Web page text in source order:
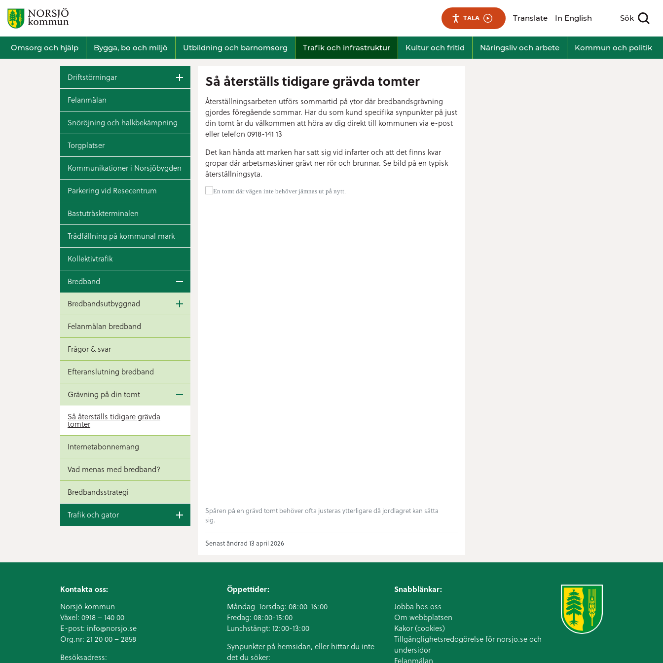
TALA Translate In English Sök
Visa sökfält
Omsorg och hjälp Bygga, bo och miljö Utbildning och barnomsorg Trafik och infrastruktur Kultur och fritid Näringsliv och arbete Kommun och politik
Driftstörningar
Felanmälan
Snöröjning och halkbekämpning
Torgplatser
Kommunikationer i Norsjöbygden
Parkering vid Resecentrum
Bastuträskterminalen
Trädfällning på kommunal mark
Kollektivtrafik
Bredband
Bredbandsutbyggnad
Felanmälan bredband
Frågor & svar
Efteranslutning bredband
Grävning på din tomt
Så återställs tidigare grävda
tomter
Internetabonnemang
Vad menas med bredband?
Bredbandsstrategi
Trafik och gator
Så återställs tidigare grävda tomter
Återställningsarbeten utförs sommartid på ytor där bredbandsgrävning
gjordes föregående sommar. Har du som kund specifika synpunkter på just
din tomt är du välkommen att höra av dig direkt till kommunen via e-post
eller telefon 0918-141 13
Det kan hända att marken har satt sig vid infarter och att det finns kvar
gropar där arbetsmaskiner grävt ner rör och brunnar. Se bild på en typisk
återställningsyta.
Spåren på en grävd tomt behöver ofta justeras ytterligare då jordlagret kan sätta
sig.
Senast ändrad 13 april 2026
Kontakta oss:
Norsjö kommun
Växel: 0918 – 140 00
E-post: info@norsjo.se
Org.nr: 21 20 00 – 2858
Besöksadress:
Öppettider:
Måndag-Torsdag: 08:00-16:00
Fredag: 08:00-15:00
Lunchstängt: 12:00-13:00
Synpunkter på hemsidan, eller hittar du inte
det du söker:
Snabblänkar:
Jobba hos oss
Om webbplatsen
Kakor (cookies)
Tillgänglighetsredogörelse för norsjo.se och
undersidor
Felanmälan